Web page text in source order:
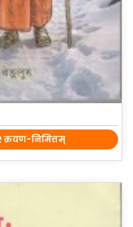
क्रयण-निमित्तम्